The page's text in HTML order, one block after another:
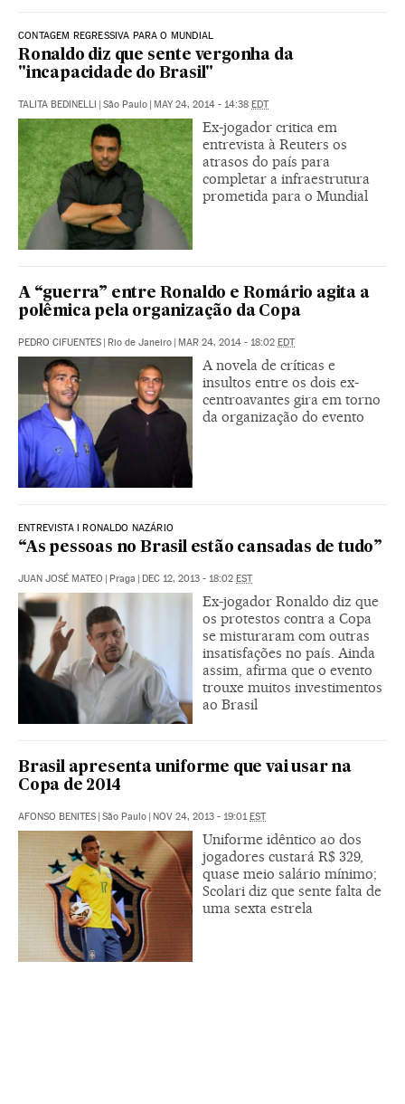
CONTAGEM REGRESSIVA PARA O MUNDIAL
Ronaldo diz que sente vergonha da
"incapacidade do Brasil"
TALITA BEDINELLI | São Paulo | MAY 24, 2014 - 14:38 EDT
Ex-jogador critica em
entrevista à Reuters os
atrasos do país para
completar a infraestrutura
prometida para o Mundial
A “guerra” entre Ronaldo e Romário agita a
polêmica pela organização da Copa
PEDRO CIFUENTES | Rio de Janeiro | MAR 24, 2014 - 18:02 EDT
A novela de críticas e
insultos entre os dois ex-
centroavantes gira em torno
da organização do evento
ENTREVISTA I RONALDO NAZÁRIO
“As pessoas no Brasil estão cansadas de tudo”
JUAN JOSÉ MATEO | Praga | DEC 12, 2013 - 18:02 EST
Ex-jogador Ronaldo diz que
os protestos contra a Copa
se misturaram com outras
insatisfações no país. Ainda
assim, afirma que o evento
trouxe muitos investimentos
ao Brasil
Brasil apresenta uniforme que vai usar na
Copa de 2014
AFONSO BENITES | São Paulo | NOV 24, 2013 - 19:01EST
Uniforme idêntico ao dos
jogadores custará R$ 329,
quase meio salário mínimo;
Scolari diz que sente falta de
uma sexta estrela